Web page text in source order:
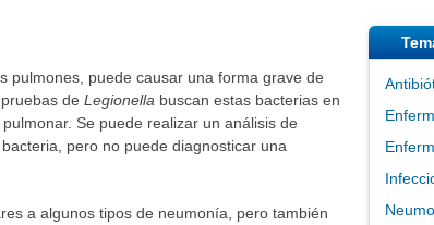
pulmones, puede causar una forma grave de
de Legionella buscan estas bacterias en
Se puede realizar un análisis de
pero no puede diagnosticar una
a algunos tipos de neumonía, pero también